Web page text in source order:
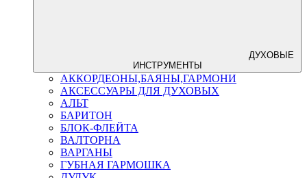
ДУХОВЫЕ
ИНСТРУМЕНТЫ
АККОРДЕОНЫ,БАЯНЫ,ГАРМОНИ
АКСЕССУАРЫ ДЛЯ ДУХОВЫХ
АЛЬТ
БАРИТОН
БЛОК-ФЛЕЙТА
ВАЛТОРНА
ВАРГАНЫ
ГУБНАЯ ГАРМОШКА